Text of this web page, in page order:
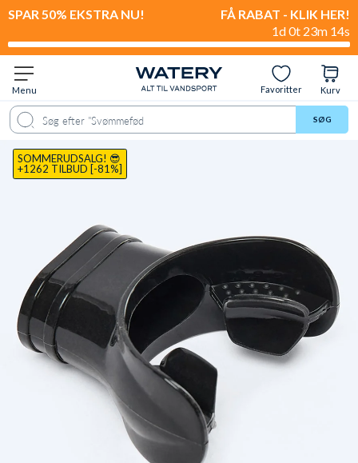
SPAR 50% EKSTRA NU!
FÅ RABAT - KLIK HER!
1d 0t 23m 13s
Menu Favoritter Kurv
SØG
Produkt Beskrivelse Anmeldelser
SOMMERUDSALG! 😎
+1262 TILBUD [-81%]